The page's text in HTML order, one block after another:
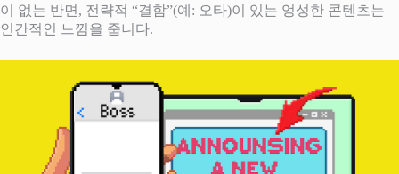
이 없는 반면, 전략적 “결함”(예: 오타)이 있는 엉성한 콘텐츠는
인간적인 느낌을 줍니다.